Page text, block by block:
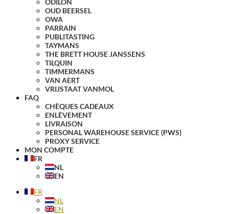
ODILON
OUD BEERSEL
OWA
PARRAIN
PUBLITASTING
TAYMANS
THE BRETT HOUSE JANSSENS
TILQUIN
TIMMERMANS
VAN AERT
VRIJSTAAT VANMOL
FAQ
CHÈQUES CADEAUX
ENLÈVEMENT
LIVRAISON
PERSONAL WAREHOUSE SERVICE (PWS)
PROXY SERVICE
MON COMPTE
FR
NL
EN
FR
NL
EN